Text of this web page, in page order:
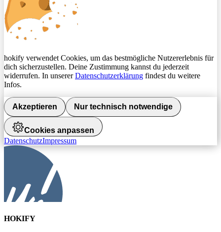
hokify verwendet Cookies, um das bestmögliche Nutzererlebnis für
dich sicherzustellen. Deine Zustimmung kannst du jederzeit
widerrufen. In unsererDatenschutzerklärung findest du weitere
Infos.
Akzeptieren Nur technisch notwendige
Cookies anpassen
DatenschutzImpressum
HOKIFY